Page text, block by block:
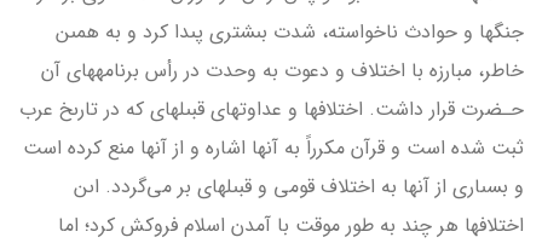
جنگ­ها و حوادث ناخواسته، شدت بىشترى پىدا كرد و به همىن
خاطر، مبارزه با اختلاف و دعوت به وحدت در رأس برنامه­هاى آن
حـضرت قرار داشت. اختلاف­ها و عداوت­هاى قبىله­اى كه در تارىخ عرب
ثبت شده است و قرآن مكرراً به آن­ها اشاره و از آن­ها منع كرده است
و بسىارى از آن­ها به اختلاف قومى و قبىله­اى بر مى‌گردد. اىن
اختلاف­ها هر چند به طور موقت با آمدن اسلام فروكش كرد؛ اما